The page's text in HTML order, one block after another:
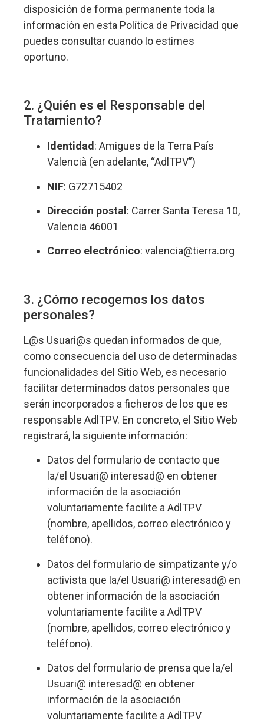
disposición de forma permanente toda la
información en esta Política de Privacidad que
puedes consultar cuando lo estimes
oportuno.
2. ¿Quién es el Responsable del
Tratamiento?
Identidad : Amigues de la Terra País
Valencià (en adelante, “AdlTPV”)
NIF: G72715402
Dirección postal : Carrer Santa Teresa 10,
Valencia 46001
Correo electrónico: valencia@tierra.org
3. ¿Cómo recogemos los datos
personales?
L@s Usuari@s quedan informados de que,
como consecuencia del uso de determinadas
funcionalidades del Sitio Web, es necesario
facilitar determinados datos personales que
serán incorporados a ficheros de los que es
responsable AdlTPV. En concreto, el Sitio Web
registrará, la siguiente información:
Datos del formulario de contacto que
la/el Usuari@ interesad@ en obtener
información de la asociación
voluntariamente facilite a AdlTPV
(nombre, apellidos, correo electrónico y
teléfono).
Datos del formulario de simpatizante y/o
activista que la/el Usuari@ interesad@ en
obtener información de la asociación
voluntariamente facilite a AdlTPV
(nombre, apellidos, correo electrónico y
teléfono).
Datos del formulario de prensa que la/el
Usuari@ interesad@ en obtener
información de la asociación
voluntariamente facilite a AdlTPV